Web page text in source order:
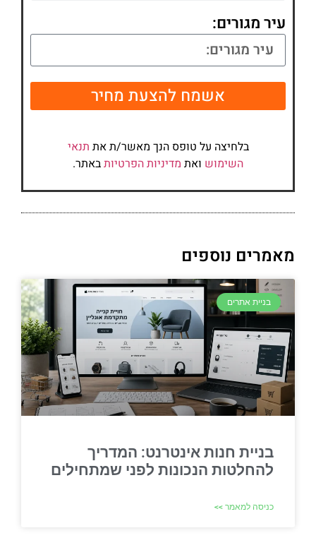
עיר מגורים:
אשמח להצעת מחיר
בלחיצה על טופס הנך מאשר/ת את תנאי
השימוש ואת מדיניות הפרטיותבאתר.
מאמרים נוספים
בניית אתרים
בניית חנות אינטרנט: המדריך
להחלטות הנכונות לפני שמתחילים
כניסה למאמר >>